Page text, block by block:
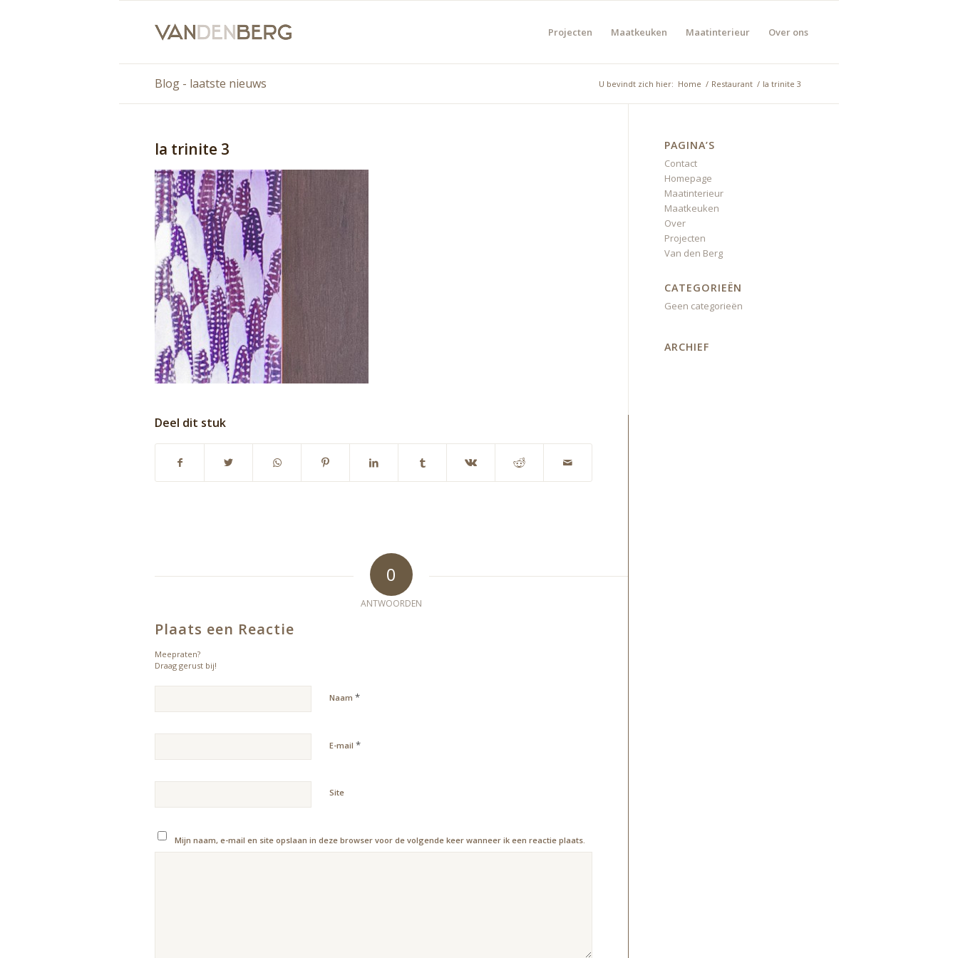
Projecten Maatkeuken Maatinterieur Over ons
Blog - laatste nieuws U bevindt zich hier: Home / Restaurant / la trinite 3
la trinite 3
Deel dit stuk
0
ANTWOORDEN
Plaats een Reactie
Meepraten?
Draag gerust bij!
Naam *
E-mail *
Site
Mijn naam, e-mail en site opslaan in deze browser voor de volgende keer wanneer ik een reactie plaats.
PAGINA’S
Contact
Homepage
Maatinterieur
Maatkeuken
Over
Projecten
Van den Berg
CATEGORIEËN
Geen categorieën
ARCHIEF